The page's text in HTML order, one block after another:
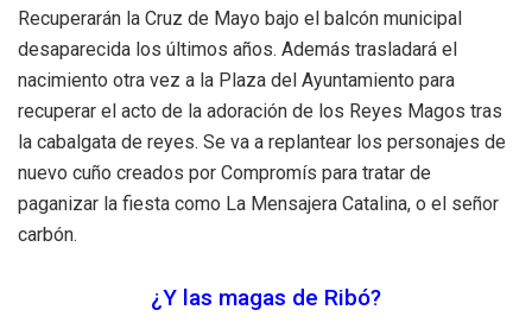
Recuperarán la Cruz de Mayo bajo el balcón municipal
desaparecida los últimos años. Además trasladará el
nacimiento otra vez a la Plaza del Ayuntamiento para
recuperar el acto de la adoración de los Reyes Magos tras
la cabalgata de reyes. Se va a replantear los personajes de
nuevo cuño creados por Compromís para tratar de
paganizar la fiesta como La Mensajera Catalina, o el señor
carbón.
¿Y las magas de Ribó?